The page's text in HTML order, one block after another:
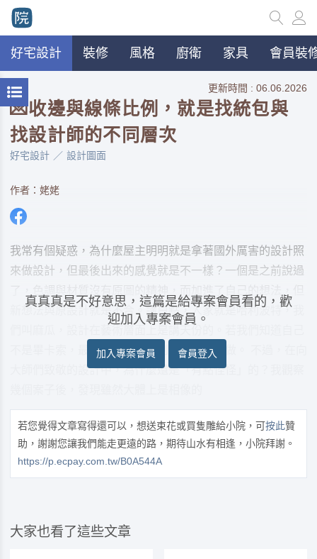
好宅設計 裝修 風格 廚衛 家具 會員裝
更新時間 : 06.06.2026
💌收邊與線條比例，就是找統包與
找設計師的不同層次
好宅設計 設計圖面
作者：姥姥
我常有個疑惑，為什麼屋主明明就是拿著國外厲害的設計照
來做設計，但最後出來的感覺就是不一樣？一個是之前說過
新想法與原設計就是不合。講白點，人家就是哈利波特，我
不是畢卡索，最好還是照著找到的風格照來做。 不過，在向
大師們致敬的設計中，為什麼還是「有點怪怪」的？我觀察
真真真是不好意思，這篇是給專案會員看的，歡
迎加入專案會員。
加入專案會員 會員登入
若您覺得文章寫得還可以，想送束花或買隻雕給小院，可按此贊
助，謝謝您讓我們能走更遠的路，期待山水有相逢，小院拜謝。
https://p.ecpay.com.tw/B0A544A
大家也看了這些文章